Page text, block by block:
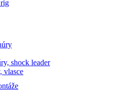
shock leader
vlasce